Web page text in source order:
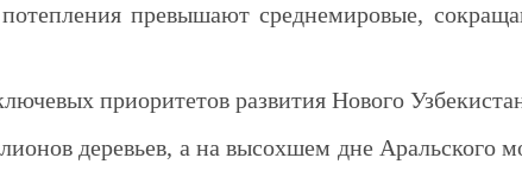
превышают среднемировые,
приоритетов развития Нового
деревьев, а на высохшем дне Аральского